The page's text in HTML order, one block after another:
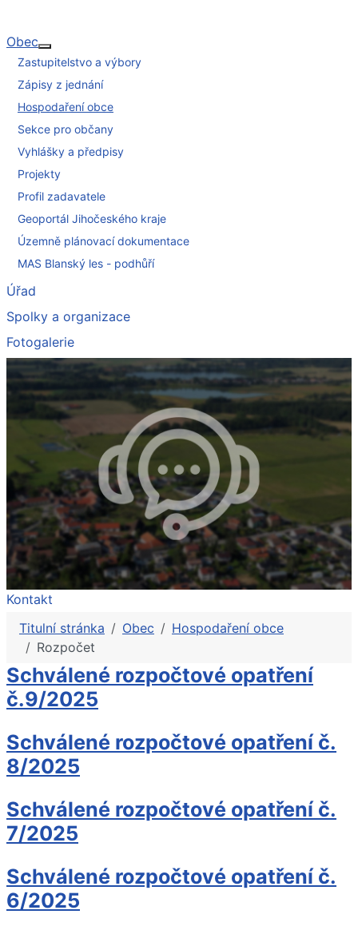
Obec
Více o: Obec
Zastupitelstvo a výbory
Zápisy z jednání
Hospodaření obce
Sekce pro občany
Vyhlášky a předpisy
Projekty
Profil zadavatele
Geoportál Jihočeského kraje
Územně plánovací dokumentace
MAS Blanský les - podhůří
Úřad
Spolky a organizace
Fotogalerie
Kontakt
Titulní stránka
Obec
Hospodaření obce
Rozpočet
Schválené rozpočtové opatření
č.9/2025
Schválené rozpočtové opatření č.
8/2025
Schválené rozpočtové opatření č.
7/2025
Schválené rozpočtové opatření č.
6/2025